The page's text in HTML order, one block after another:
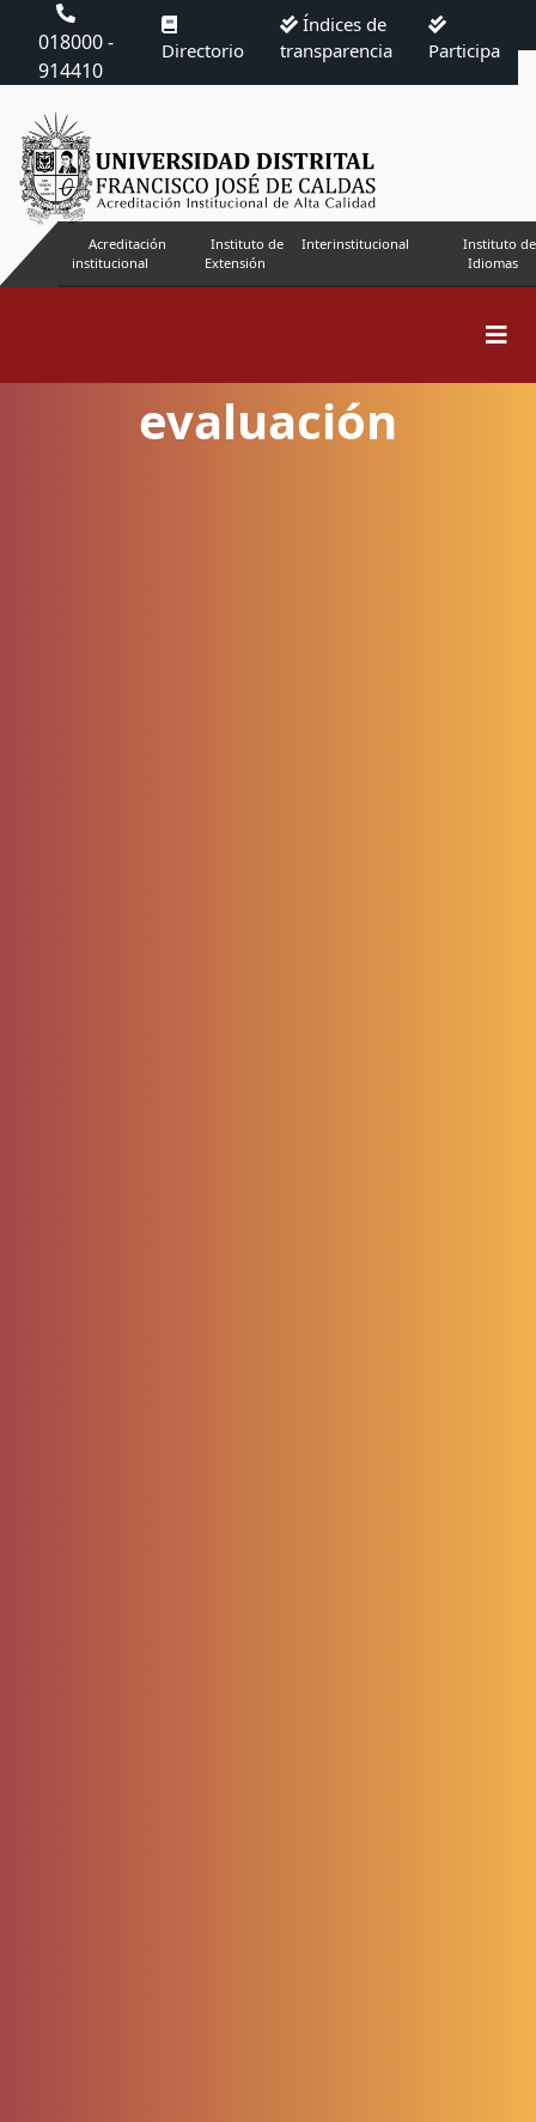
018000 -
914410
Directorio
Índices de
transparencia
Participa
Acreditación
institucional
Instituto de
Extensión
Interinstitucional
Instituto de
Idiomas
evaluación